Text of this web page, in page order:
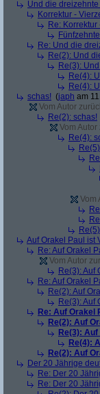
Und die
Korrektur -
Re:
Re: Und die
Re(2): Und
Re(3):
Re(4):
Re(4):
schas! (japh am
Vom Autor
Re(2): schas!
Vom
Re(4):
Vom
Auf Orakel Paul ist
Re: Auf Orakel
Vom Autor
Re(3): Auf
Re: Auf Orakel
Re(2): Auf
Re(3): Auf
Re: Auf Orakel
Re(2): Auf
Re(3):
Re(4):
Re(2): Auf
Der 20 Jährige
Re: Der 20
Re: Der 20